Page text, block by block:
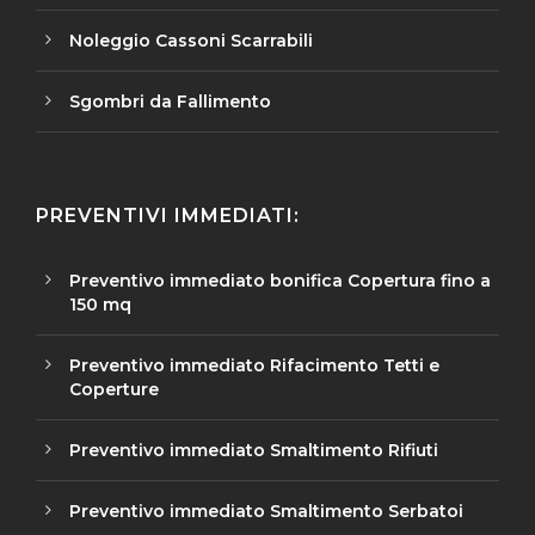
Noleggio Cassoni Scarrabili
Sgombri da Fallimento
PREVENTIVI IMMEDIATI:
Preventivo immediato bonifica Copertura fino a
150 mq
Preventivo immediato Rifacimento Tetti e
Coperture
Preventivo immediato Smaltimento Rifiuti
Preventivo immediato Smaltimento Serbatoi